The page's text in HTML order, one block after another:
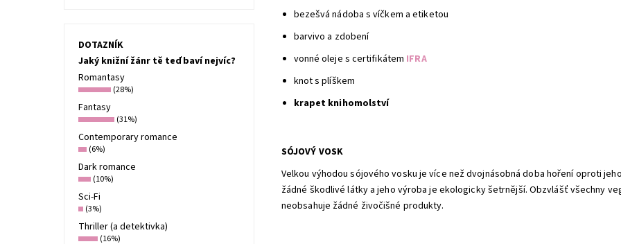
bezešvá nádoba s víčkem a etiketou
barvivo a zdobení
vonné oleje s certifikátem IFRA
knot s plíškem
krapet knihomolství
SÓJOVÝ VOSK
Velkou výhodou sójového vosku je více než dvojnásobná doba hoření oproti
žádné škodlivé látky a jeho výroba je ekologicky šetrnější. Obzvlášť všechny
neobsahuje žádné živočišné produkty.
DOTAZNÍK
Jaký knižní žánr tě teď baví nejvíc?
Romantasy
(28%)
Fantasy
(31%)
Contemporary romance
(6%)
Dark romance
(10%)
Sci-Fi
(3%)
Thriller (a detektivka)
(16%)